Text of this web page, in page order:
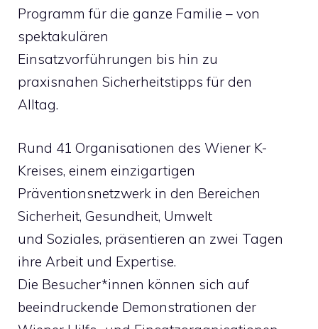
Programm für die ganze Familie – von
spektakulären
Einsatzvorführungen bis hin zu
praxisnahen Sicherheitstipps für den
Alltag.
Rund 41 Organisationen des Wiener K-
Kreises, einem einzigartigen
Präventionsnetzwerk in den Bereichen
Sicherheit, Gesundheit, Umwelt
und Soziales, präsentieren an zwei Tagen
ihre Arbeit und Expertise.
Die Besucher*innen können sich auf
beeindruckende Demonstrationen der